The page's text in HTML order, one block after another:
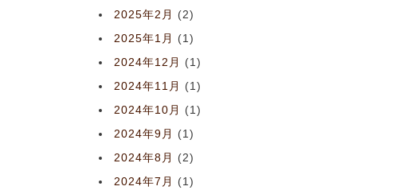
2025年2月
(2)
2025年1月
(1)
2024年12月
(1)
2024年11月
(1)
2024年10月
(1)
2024年9月
(1)
2024年8月
(2)
2024年7月
(1)